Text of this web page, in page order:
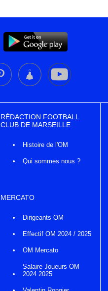
RÉDACTION FOOTBALL
CLUB DE MARSEILLE
Histoire de l'OM
Qui sommes nous ?
MERCATO
Dirigeants OM
Effectif OM 2024 / 2025
OM Mercato
Salaire Joueurs OM
2024 2025